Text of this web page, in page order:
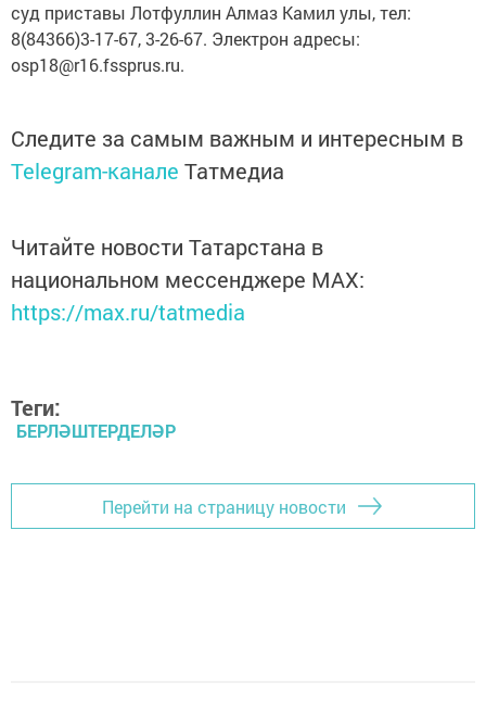
суд приставы Лотфуллин Алмаз Камил улы, тел:
8(84366)3-17-67, 3-26-67. Электрон адресы:
osp18@r16.fssprus.ru.
Следите за самым важным и интересным в
Telegram-канале Татмедиа
Читайте новости Татарстана в
национальном мессенджере MАХ:
https://max.ru/tatmedia
Теги:
БЕРЛӘШТЕРДЕЛӘР
Перейти на страницу новости